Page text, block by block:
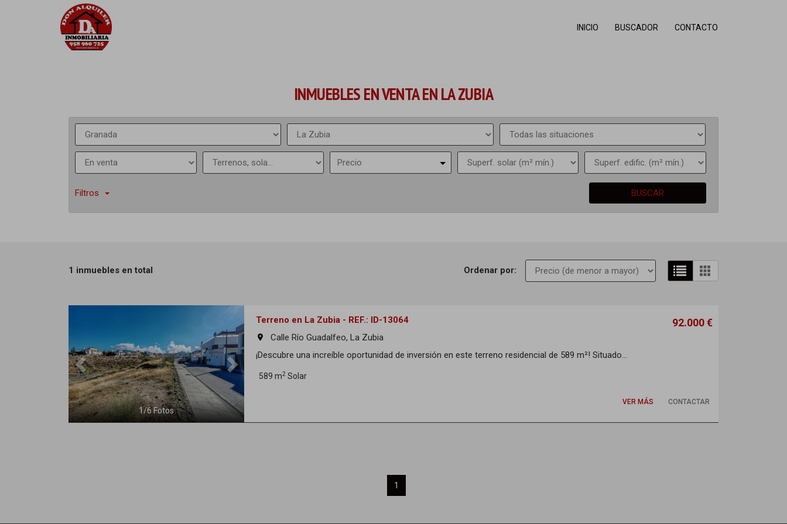
INICIO BUSCADOR CONTACTO
INMUEBLES EN VENTA EN LA ZUBIA
Precio
Filtros BUSCAR
1 inmuebles en total Ordenar por:
Next
1/6Fotos
Terreno en La Zubia - REF.: ID-13064 92.000 €
room
Calle Río Guadalfeo, La Zubia
¡Descubre una increíble oportunidad de inversión en este terreno residencial de 589 m²! Situado...
589 m2 Solar
CONTACTAR
VER MÁS
1